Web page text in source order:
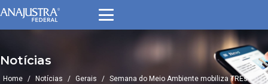
Notícias
Home / Notícias / Gerais / Semana do Meio Ambiente mobiliza TREs